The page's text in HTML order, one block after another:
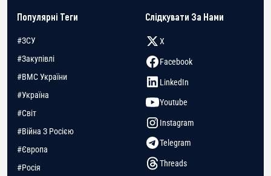
Популярні Теги
#ЗСУ
#Закупівлі
#ВМС України
#Україна
#Світ
#Війна З Росією
#Європа
#Росія
Слідкувати За Нами
X
Facebook
LinkedIn
Youtube
Instagram
Telegram
Threads